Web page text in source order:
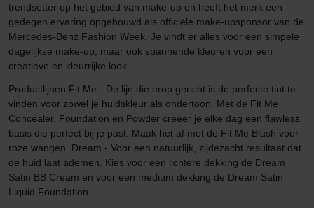
trendsetter op het gebied van make-up en heeft het merk een
gedegen ervaring opgebouwd als officiële make-upsponsor van de
Mercedes-Benz Fashion Week. Je vindt er alles voor een simpele
dagelijkse make-up, maar ook spannende kleuren voor een
creatieve en kleurrijke look.
Productlijnen Fit Me - De lijn die erop gericht is de perfecte tint te
vinden voor zowel je huidskleur als ondertoon. Met de Fit Me
Concealer, Foundation en Powder creëer je elke dag een flawless
basis die perfect bij je past. Maak het af met de Fit Me Blush voor
roze wangen. Dream - Voor een natuurlijk, zijdezacht resultaat dat
de huid laat ademen. Kies voor een lichtere dekking de Dream
Satin BB Cream en voor een medium dekking de Dream Satin
Liquid Foundation.